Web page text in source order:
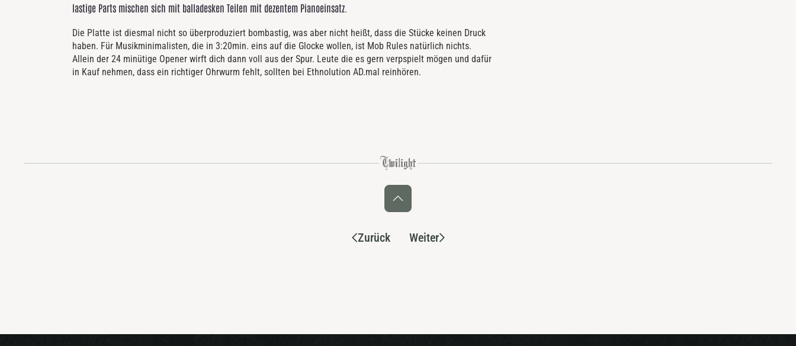
lastige Parts mischen sich mit balladesken Teilen mit dezentem Pianoeinsatz.
Die Platte ist diesmal nicht so überproduziert bombastig, was aber nicht heißt, dass die Stücke keinen Druck
haben. Für Musikminimalisten, die in 3:20min. eins auf die Glocke wollen, ist Mob Rules natürlich nichts.
Allein der 24 minütige Opener wirft dich dann voll aus der Spur. Leute die es gern verpspielt mögen und dafür
in Kauf nehmen, dass ein richtiger Ohrwurm fehlt, sollten bei Ethnolution AD.mal reinhören.
Zurück Weiter